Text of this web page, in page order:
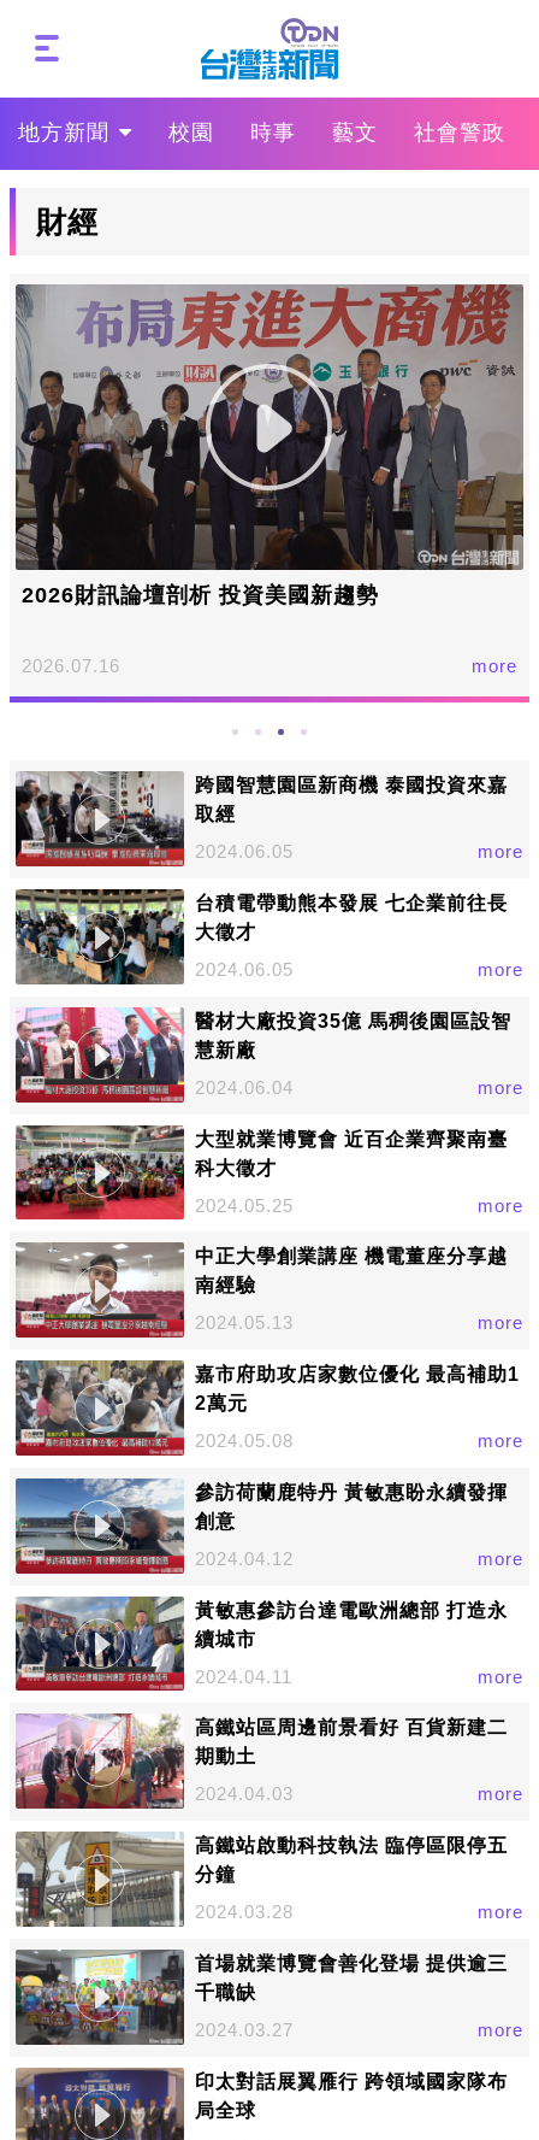
地方新聞 校園 時事 藝文 社會警政
財經
2026財訊論壇剖析 投資美國新趨勢
2026.07.16 more
跨國智慧園區新商機 泰國投資來嘉
取經
2024.06.05
more
台積電帶動熊本發展 七企業前往長
大徵才
2024.06.05
more
醫材大廠投資35億 馬稠後園區設智
慧新廠
2024.06.04
more
大型就業博覽會 近百企業齊聚南臺
科大徵才
2024.05.25
more
中正大學創業講座 機電董座分享越
南經驗
2024.05.13
more
嘉市府助攻店家數位優化 最高補助1
2萬元
2024.05.08
more
參訪荷蘭鹿特丹 黃敏惠盼永續發揮
創意
2024.04.12
more
黃敏惠參訪台達電歐洲總部 打造永
續城市
2024.04.11
more
高鐵站區周邊前景看好 百貨新建二
期動土
2024.04.03
more
高鐵站啟動科技執法 臨停區限停五
分鐘
2024.03.28
more
首場就業博覽會善化登場 提供逾三
千職缺
2024.03.27
more
印太對話展翼雁行 跨領域國家隊布
局全球